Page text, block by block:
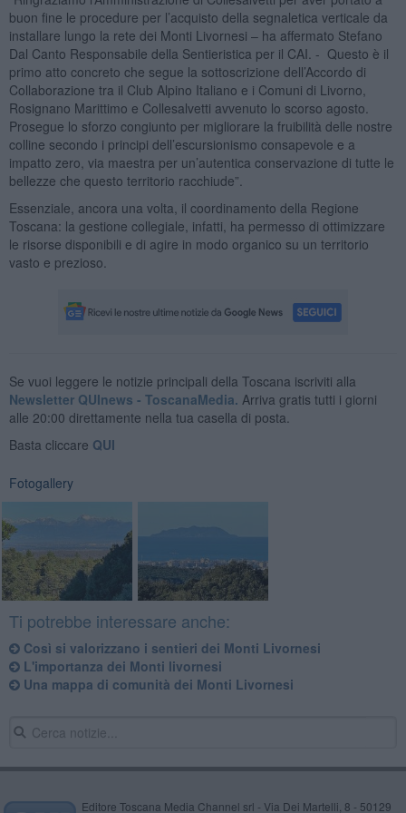
buon fine le procedure per l’acquisto della segnaletica verticale da
installare lungo la rete dei Monti Livornesi – ha affermato Stefano
Dal Canto Responsabile della Sentieristica per il CAI. - Questo è il
primo atto concreto che segue la sottoscrizione dell’Accordo di
Collaborazione tra il Club Alpino Italiano e i Comuni di Livorno,
Rosignano Marittimo e Collesalvetti avvenuto lo scorso agosto.
Prosegue lo sforzo congiunto per migliorare la fruibilità delle nostre
colline secondo i principi dell’escursionismo consapevole e a
impatto zero, via maestra per un’autentica conservazione di tutte le
bellezze che questo territorio racchiude”.
Essenziale, ancora una volta, il coordinamento della Regione
Toscana: la gestione collegiale, infatti, ha permesso di ottimizzare
le risorse disponibili e di agire in modo organico su un territorio
vasto e prezioso.
Se vuoi leggere le notizie principali della Toscana iscriviti alla
Newsletter QUInews - ToscanaMedia. Arriva gratis tutti i giorni
alle 20:00 direttamente nella tua casella di posta.
Basta cliccare QUI
Fotogallery
Ti potrebbe interessare anche:
Così si valorizzano i sentieri dei Monti Livornesi
L'importanza dei Monti livornesi
Una mappa di comunità dei Monti Livornesi
Editore Toscana Media Channel srl - Via Dei Martelli, 8 - 50129